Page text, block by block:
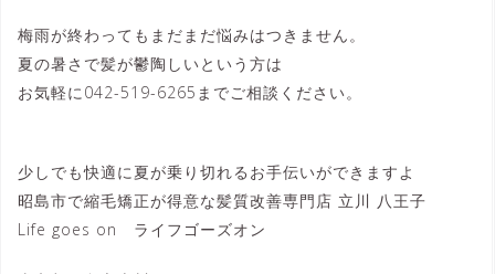
梅雨が終わってもまだまだ悩みはつきません。
夏の暑さで髪が鬱陶しいという方は
お気軽に042-519-6265までご相談ください。
少しでも快適に夏が乗り切れるお手伝いができますよ
昭島市で縮毛矯正が得意な髪質改善専門店 立川 八王子
Life goes on ライフゴーズオン